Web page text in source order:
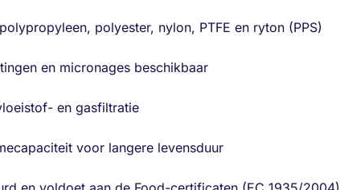
polyester, nylon, PTFE en ryton (PPS)
en micronages beschikbaar
en gasfiltratie
voor langere levensduur